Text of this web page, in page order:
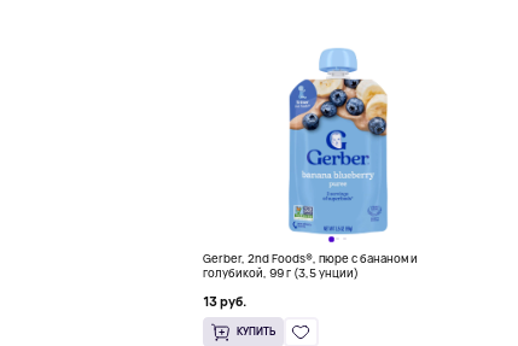
Gerber, 2nd Foods®, пюре с бананом и
голубикой, 99 г (3,5 унции)
13 руб.
КУПИТЬ